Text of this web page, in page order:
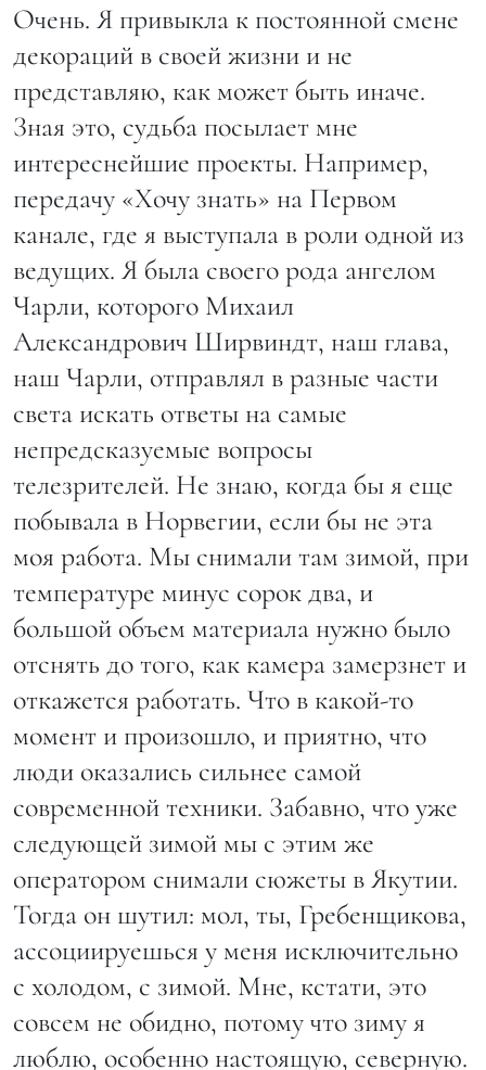
Очень. Я привыкла к постоянной смене
декораций в своей жизни и не
представляю, как может быть иначе.
Зная это, судьба посылает мне
интереснейшие проекты. Например,
передачу «Хочу знать» на Первом
канале, где я выступала в роли одной из
ведущих. Я была своего рода ангелом
Чарли, которого Михаил
Александрович Ширвиндт, наш глава,
наш Чарли, отправлял в разные части
света искать ответы на самые
непредсказуемые вопросы
телезрителей. Не знаю, когда бы я еще
побывала в Норвегии, если бы не эта
моя работа. Мы снимали там зимой, при
температуре минус сорок два, и
большой объем материала нужно было
отснять до того, как камера замерзнет и
откажется работать. Что в какой-то
момент и произошло, и приятно, что
люди оказались сильнее самой
современной техники. Забавно, что уже
следующей зимой мы с этим же
оператором снимали сюжеты в Якутии.
Тогда он шутил: мол, ты, Гребенщикова,
ассоциируешься у меня исключительно
с холодом, с зимой. Мне, кстати, это
совсем не обидно, потому что зиму я
люблю, особенно настоящую, северную.